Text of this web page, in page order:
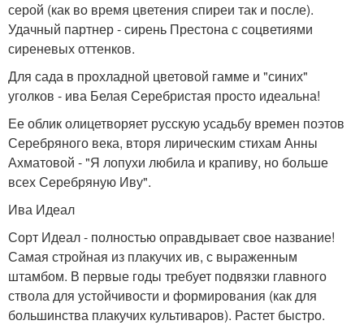
серой (как во время цветения спиреи так и после).
Удачный партнер - сирень Престона с соцветиями
сиреневых оттенков.
Для сада в прохладной цветовой гамме и "синих"
уголков - ива Белая Серебристая просто идеальна!
Ее облик олицетворяет русскую усадьбу времен поэтов
Серебряного века, вторя лирическим стихам Анны
Ахматовой - "Я лопухи любила и крапиву, но больше
всех Серебряную Иву".
Ива Идеал
Сорт Идеал - полностью оправдывает свое название!
Самая стройная из плакучих ив, с выраженным
штамбом. В первые годы требует подвязки главного
ствола для устойчивости и формирования (как для
большинства плакучих культиваров). Растет быстро.